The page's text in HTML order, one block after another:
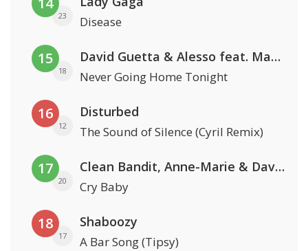
23 Disease
15
18
David Guetta & Alesso feat. Madison Love
Never Going Home Tonight
16
12
Disturbed
The Sound of Silence (Cyril Remix)
17
20
Clean Bandit, Anne-Marie & David Guetta
Cry Baby
18
17
Shaboozy
A Bar Song (Tipsy)